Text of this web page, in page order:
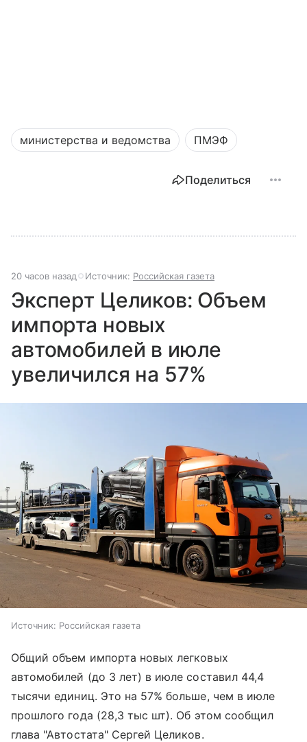
министерства и ведомства ПМЭФ
Поделиться
20 часов назад Источник: Российская газета
Эксперт Целиков: Объем
импорта новых
автомобилей в июле
увеличился на 57%
Источник: Российская газета
Общий объем импорта новых легковых
автомобилей (до 3 лет) в июле составил 44,4
тысячи единиц. Это на 57% больше, чем в июле
прошлого года (28,3 тыс шт). Об этом сообщил
глава "Автостата" Сергей Целиков.